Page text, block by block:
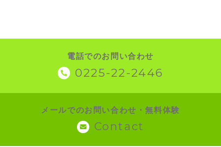
電話でのお問い合わせ
0225-22-2446
メールでのお問い合わせ・無料体験
Contact